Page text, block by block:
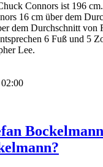
Connors ist 196
16 cm über dem
dem Durchschnitt von
6 Fuß und 5
Lee.